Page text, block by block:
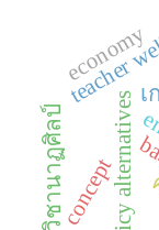
policy alternatives
teacher
concept
วิชานาฏศิลป์
economy